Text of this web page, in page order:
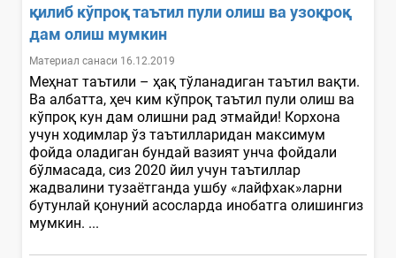
қилиб кўпроқ таътил пули олиш ва узоқроқ
дам олиш мумкин
Материал санаси 16.12.2019
Меҳнат таътили – ҳақ тўланадиган таътил вақти.
Ва албатта, ҳеч ким кўпроқ таътил пули олиш ва
кўпроқ кун дам олишни рад этмайди! Корхона
учун ходимлар ўз таътилларидан максимум
фойда оладиган бундай вазият унча фойдали
бўлмасада, сиз 2020 йил учун таътиллар
жадвалини тузаётганда ушбу «лайфхак»ларни
бутунлай қонуний асосларда инобатга олишингиз
мумкин. ...